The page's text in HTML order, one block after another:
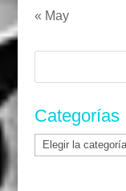
« May
Categorías
Categorías